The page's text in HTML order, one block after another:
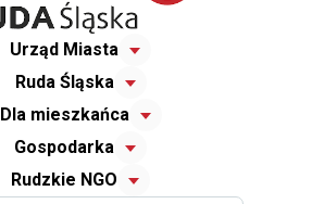
Urząd Miasta
Ruda Śląska
Dla mieszkańca
Gospodarka
Rudzkie NGO